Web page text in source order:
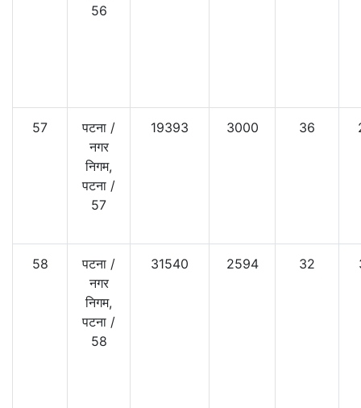
56
57 पटना /
नगर
निगम,
पटना /
57
19393 3000 36
58 पटना /
नगर
निगम,
पटना /
58
31540 2594 32